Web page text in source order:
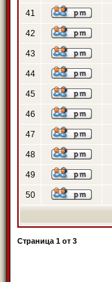
41
42
43
44
45
46
47
48
49
50
Страница 1 от 3